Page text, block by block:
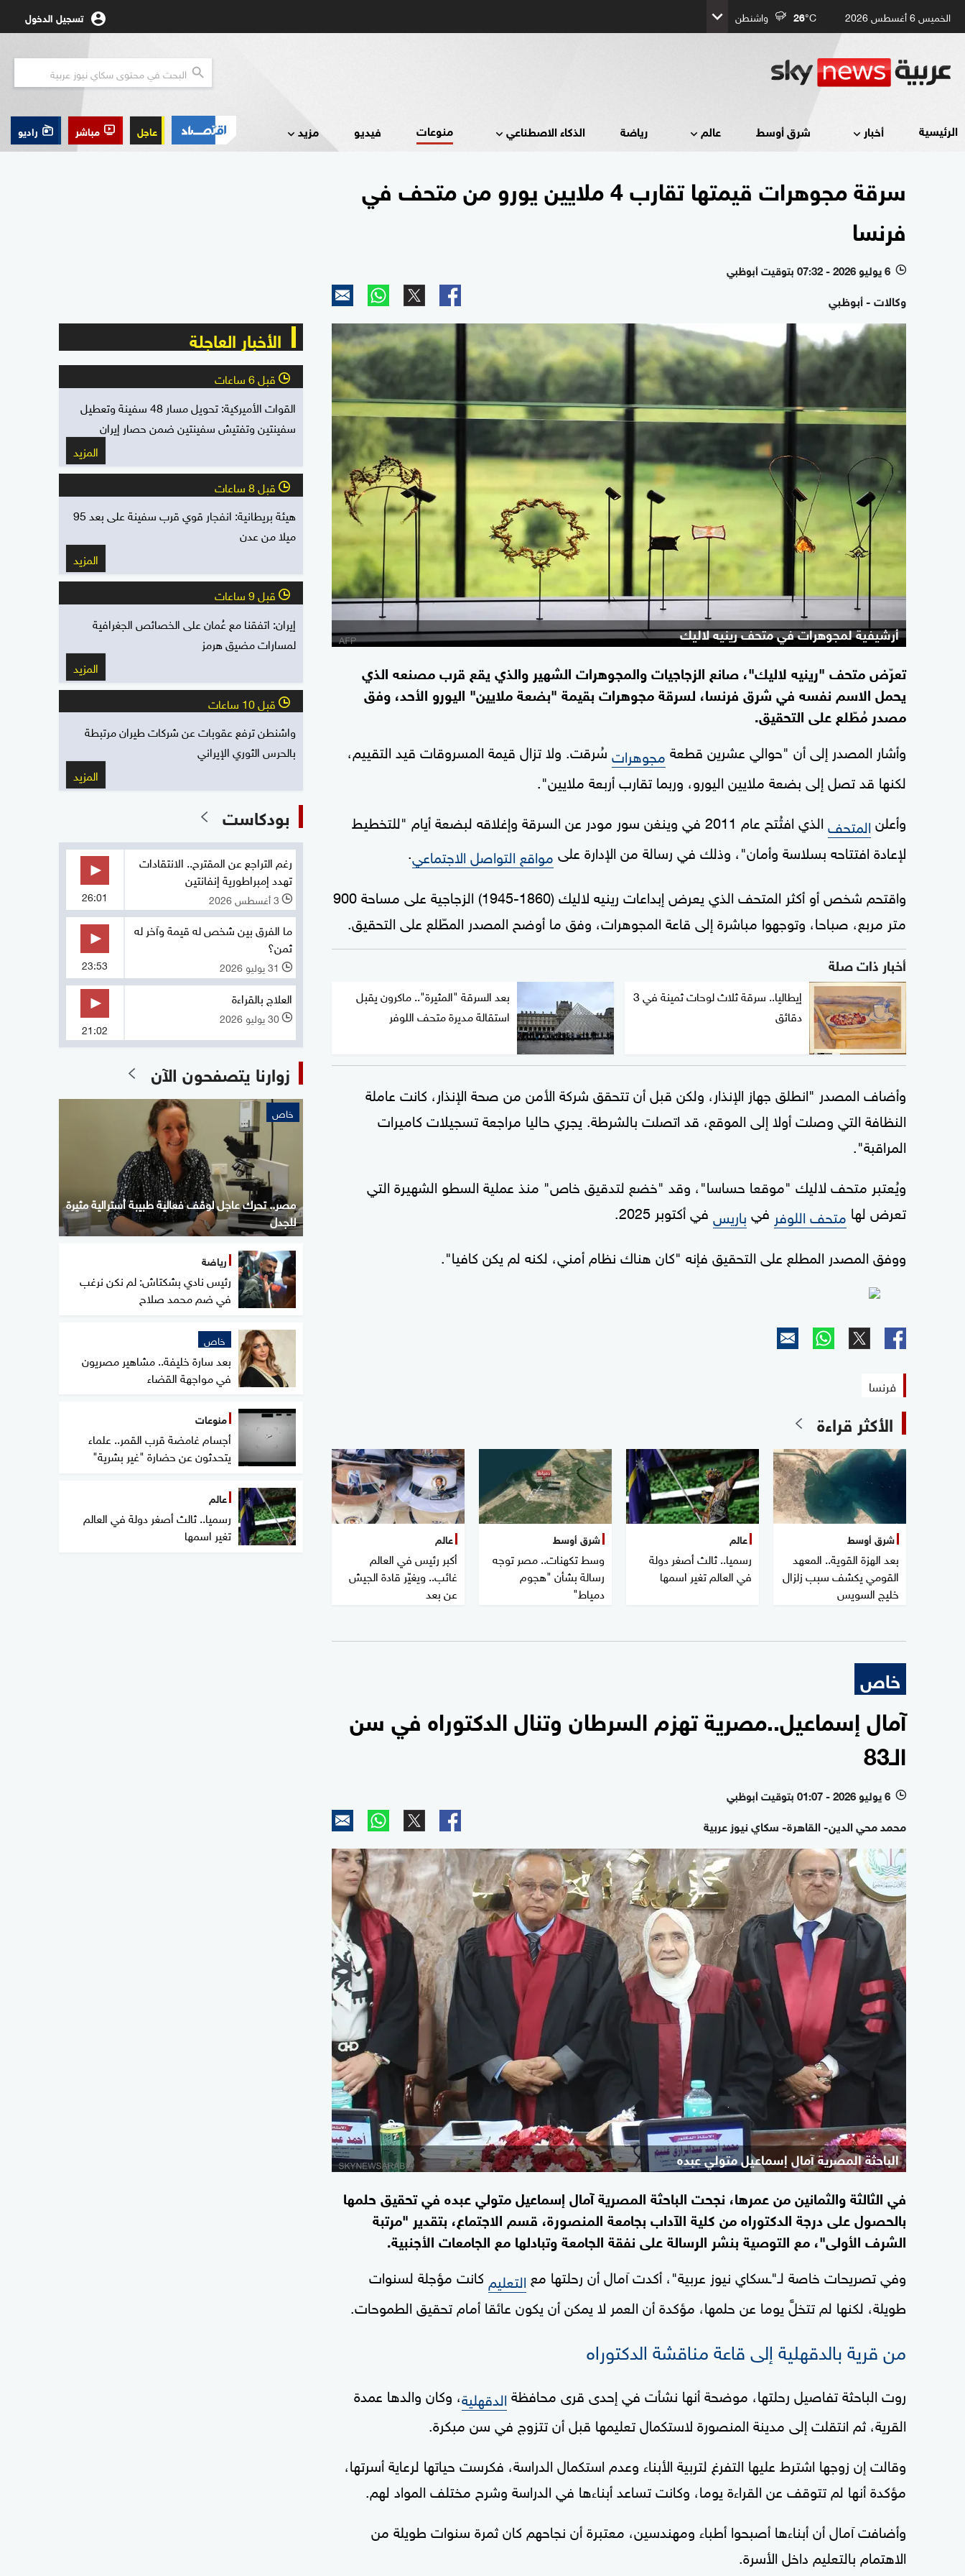
الخميس 6 أغسطس 2026 26°C واشنطن تسجيل الدخول
الرئيسية أخبار شرق أوسط عالم رياضة الذكاء الاصطناعي منوعات فيديو مزيد عاجل مباشر راديو
سرقة مجوهرات قيمتها تقارب 4 ملايين يورو من متحف في
فرنسا
l 6 يوليو 2026 - 07:32 بتوقيت أبوظبي
وكالات - أبوظبي
أرشيفية لمجوهرات في متحف رينيه لاليك
تعرّض متحف "رينيه لاليك"، صانع الزجاجيات والمجوهرات الشهير والذي يقع قرب مصنعه الذي
يحمل الاسم نفسه في شرق فرنسا، لسرقة مجوهرات بقيمة "بضعة ملايين" اليورو الأحد، وفق
مصدر مُطّلع على التحقيق.
وأشار المصدر إلى أن "حوالي عشرين قطعة مجوهرات سُرقت. ولا تزال قيمة المسروقات قيد التقييم،
لكنها قد تصل إلى بضعة ملايين اليورو، وربما تقارب أربعة ملايين".
وأعلن المتحف
الذي افتُتح عام 2011 في وينغن سور مودر عن السرقة وإغلاقه لبضعة أيام "للتخطيط
لإعادة افتتاحه بسلاسة وأمان"، وذلك في رسالة من الإدارة على مواقع التواصل الاجتماعي.
واقتحم شخص أو أكثر المتحف الذي يعرض إبداعات رينيه لاليك (1860-1945) الزجاجية على مساحة 900
متر مربع، صباحا، وتوجهوا مباشرة إلى قاعة المجوهرات، وفق ما أوضح المصدر المطّلع على التحقيق.
أخبار ذات صلة
إيطاليا.. سرقة ثلاث لوحات ثمينة في 3
دقائق
بعد السرقة "المثيرة".. ماكرون يقبل
استقالة مديرة متحف اللوفر
وأضاف المصدر "انطلق جهاز الإنذار، ولكن قبل أن تتحقق شركة الأمن من صحة الإنذار، كانت عاملة
النظافة التي وصلت أولا إلى الموقع، قد اتصلت بالشرطة. يجري حاليا مراجعة تسجيلات كاميرات
المراقبة".
ويُعتبر متحف لاليك "موقعا حساسا"، وقد "خضع لتدقيق خاص" منذ عملية السطو الشهيرة التي
تعرض لها متحف اللوفر في باريس في أكتوبر 2025.
ووفق المصدر المطلع على التحقيق فإنه "كان هناك نظام أمني، لكنه لم يكن كافيا".
فرنسا
الأكثر قراءة
شرق أوسط
بعد الهزة القوية.. المعهد
القومي يكشف سبب زلزال
خليج السويس
عالم
رسميا.. ثالث أصغر دولة
في العالم تغير اسمها
شرق أوسط
وسط تكهنات.. مصر توجه
رسالة بشأن "هجوم
دمياط"
عالم
أكبر رئيس في العالم
غائب.. ويغيّر قادة الجيش
عن بعد
خاص
آمال إسماعيل..مصرية تهزم السرطان وتنال الدكتوراه في سن
الـ83
l 6 يوليو 2026 - 01:07 بتوقيت أبوظبي
محمد محي الدين- القاهرة- سكاي نيوز عربية
الباحثة المصرية آمال إسماعيل متولي عبده
في الثالثة والثمانين من عمرها، نجحت الباحثة المصرية آمال إسماعيل متولي عبده في تحقيق حلمها
بالحصول على درجة الدكتوراه من كلية الآداب بجامعة المنصورة، قسم الاجتماع، بتقدير "مرتبة
الشرف الأولى"، مع التوصية بنشر الرسالة على نفقة الجامعة وتبادلها مع الجامعات الأجنبية.
وفي تصريحات خاصة لـ"ـسكاي نيوز عربية"، أكدت آمال أن رحلتها مع التعليم كانت مؤجلة لسنوات
طويلة، لكنها لم تتخلَّ يوما عن حلمها، مؤكدة أن العمر لا يمكن أن يكون عائقا أمام تحقيق الطموحات.
من قرية بالدقهلية إلى قاعة مناقشة الدكتوراه
روت الباحثة تفاصيل رحلتها، موضحة أنها نشأت في إحدى قرى محافظة الدقهلية، وكان والدها عمدة
القرية، ثم انتقلت إلى مدينة المنصورة لاستكمال تعليمها قبل أن تتزوج في سن مبكرة.
وقالت إن زوجها اشترط عليها التفرغ لتربية الأبناء وعدم استكمال الدراسة، فكرست حياتها لرعاية أسرتها،
مؤكدة أنها لم تتوقف عن القراءة يوما، وكانت تساعد أبناءها في الدراسة وشرح مختلف المواد لهم.
وأضافت آمال أن أبناءها أصبحوا أطباء ومهندسين، معتبرة أن نجاحهم كان ثمرة سنوات طويلة من
الاهتمام بالتعليم داخل الأسرة.
الأخبار العاجلة
l قبل 6 ساعات
القوات الأميركية: تحويل مسار 48 سفينة وتعطيل
سفينتين وتفتيش سفينتين ضمن حصار إيران
المزيد
l قبل 8 ساعات
هيئة بريطانية: انفجار قوي قرب سفينة على بعد 95
ميلا من عدن
المزيد
l قبل 9 ساعات
إيران: اتفقنا مع عُمان على الخصائص الجغرافية
لمسارات مضيق هرمز
المزيد
l قبل 10 ساعات
واشنطن ترفع عقوبات عن شركات طيران مرتبطة
بالحرس الثوري الإيراني
المزيد
بودكاست
رغم التراجع عن المقترح.. الانتقادات
تهدد إمبراطورية إنفانتين
l 3 أغسطس 2026 26:01
ما الفرق بين شخص له قيمة وآخر له
ثمن؟
l 31 يوليو 2026 23:53
العلاج بالقراءة
l 30 يوليو 2026
21:02
زوارنا يتصفحون الآن
خاص
مصر.. تحرك عاجل لوقف فعالية طبيبة أسترالية مثيرة
للجدل
رياضة
رئيس نادي بشكتاش: لم نكن نرغب
في ضم محمد صلاح
خاص
بعد سارة خليفة.. مشاهير مصريون
في مواجهة القضاء
منوعات
أجسام غامضة قرب القمر.. علماء
يتحدثون عن حضارة "غير بشرية"
عالم
رسميا.. ثالث أصغر دولة في العالم
تغير اسمها